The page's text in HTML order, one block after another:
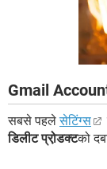
Gmail
सबसे पहलेसेटिंग्स
डिलीट प्रो़डक्टको